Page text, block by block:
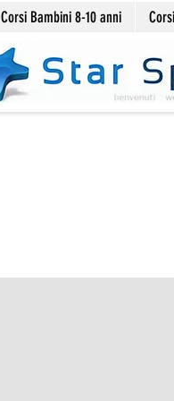
Corsi Bambini 8-10 anni